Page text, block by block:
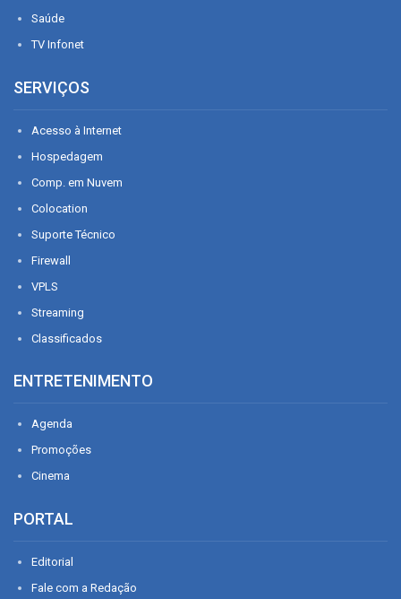
Saúde
TV Infonet
SERVIÇOS
Acesso à Internet
Hospedagem
Comp. em Nuvem
Colocation
Suporte Técnico
Firewall
VPLS
Streaming
Classificados
ENTRETENIMENTO
Agenda
Promoções
Cinema
PORTAL
Editorial
Fale com a Redação